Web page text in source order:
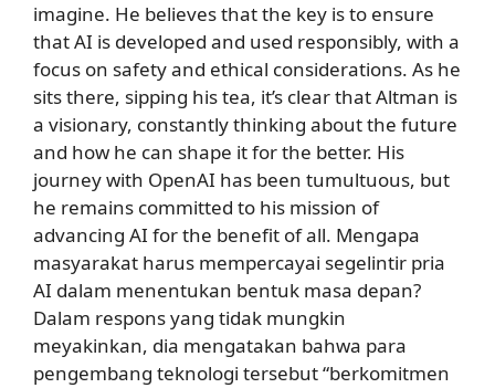
imagine. He believes that the key is to ensure
that AI is developed and used responsibly, with a
focus on safety and ethical considerations. As he
sits there, sipping his tea, it’s clear that Altman is
a visionary, constantly thinking about the future
and how he can shape it for the better. His
journey with OpenAI has been tumultuous, but
he remains committed to his mission of
advancing AI for the benefit of all. Mengapa
masyarakat harus mempercayai segelintir pria
AI dalam menentukan bentuk masa depan?
Dalam respons yang tidak mungkin
meyakinkan, dia mengatakan bahwa para
pengembang teknologi tersebut “berkomitmen